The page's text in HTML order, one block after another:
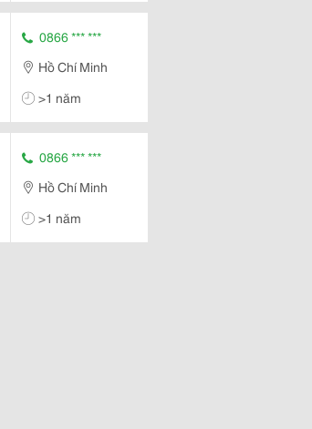
0866 *** ***
Hồ Chí Minh
>1 năm
0866 *** ***
Hồ Chí Minh
>1 năm